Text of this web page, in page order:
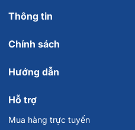
Thông tin
Chính sách
Hướng dẫn
Hỗ trợ
Mua hàng trực tuyến